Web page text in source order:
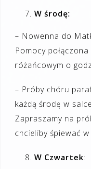
W środę:
– Nowenna do
Pomocy
różańcowym o
– Próby chóru
każdą środę w
Zapraszamy na
chcieliby śpiewać
W Czwartek: